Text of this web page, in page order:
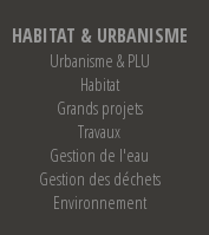
HABITAT & URBANISME
Urbanisme & PLU
Habitat
Grands projets
Travaux
Gestion de l'eau
Gestion des déchets
Environnement